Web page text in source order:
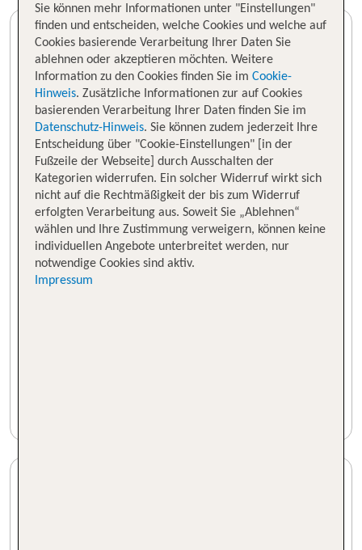
Sie können mehr Informationen unter "Einstellungen"
finden und entscheiden, welche Cookies und welche auf
Cookies basierende Verarbeitung Ihrer Daten Sie
ablehnen oder akzeptieren möchten. Weitere
Information zu den Cookies finden Sie im Cookie-
Hinweis. Zusätzliche Informationen zur auf Cookies
basierenden Verarbeitung Ihrer Daten finden Sie im
Datenschutz-Hinweis. Sie können zudem jederzeit Ihre
Entscheidung über "Cookie-Einstellungen" [in der
Fußzeile der Webseite] durch Ausschalten der
Kategorien widerrufen. Ein solcher Widerruf wirkt sich
nicht auf die Rechtmäßigkeit der bis zum Widerruf
erfolgten Verarbeitung aus. Soweit Sie „Ablehnen“
wählen und Ihre Zustimmung verweigern, können keine
individuellen Angebote unterbreitet werden, nur
notwendige Cookies sind aktiv.
Impressum